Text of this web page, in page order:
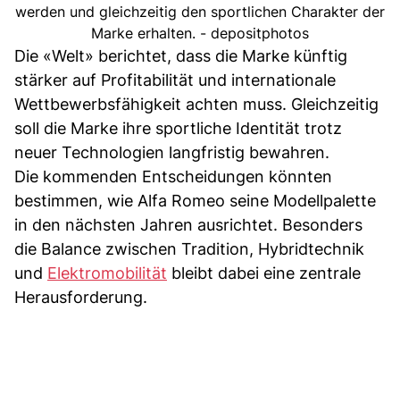
werden und gleichzeitig den sportlichen Charakter der
Marke erhalten. - depositphotos
Die «Welt» berichtet, dass die Marke künftig
stärker auf Profitabilität und internationale
Wettbewerbsfähigkeit achten muss. Gleichzeitig
soll die Marke ihre sportliche Identität trotz
neuer Technologien langfristig bewahren.
Die kommenden Entscheidungen könnten
bestimmen, wie Alfa Romeo seine Modellpalette
in den nächsten Jahren ausrichtet. Besonders
die Balance zwischen Tradition, Hybridtechnik
und Elektromobilität bleibt dabei eine zentrale
Herausforderung.